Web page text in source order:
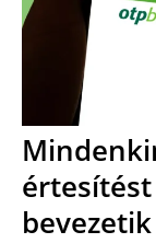
értesítést